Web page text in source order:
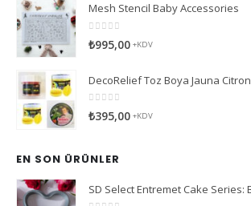
Mesh Stencil Baby Accessories
0
₺995,00 +KDV
DecoRelief Toz Boya Jauna Citron
05 üzerinden
₺395,00 +KDV
EN SON ÜRÜNLER